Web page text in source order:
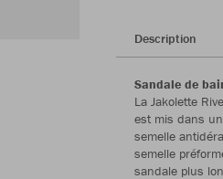
Description
Sandale de
La Jakolette
est mis dans
semelle
semelle
sandale plus